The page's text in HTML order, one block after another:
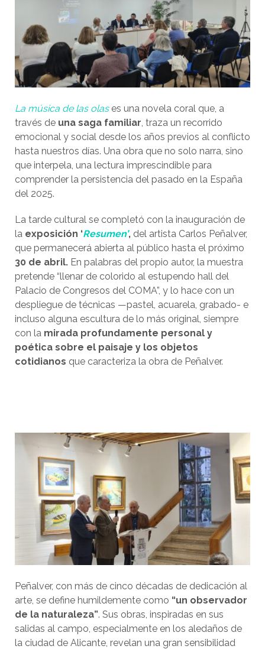
La música de las olases una novela coral que, a
través de una saga familiar , traza un recorrido
emocional y social desde los años previos al conflicto
hasta nuestros días. Una obra que no solo narra, sino
que interpela, una lectura imprescindible para
comprender la persistencia del pasado en la España
del 2025.
La tarde cultural se completó con la inauguración de
la exposición ‘Resumen’, del artista Carlos Peñalver,
que permanecerá abierta al público hasta el próximo
30 de abril. En palabras del propio autor, la muestra
pretende “llenar de colorido al estupendo hall del
Palacio de Congresos del COMA”, y lo hace con un
despliegue de técnicas —pastel, acuarela, grabado- e
incluso alguna escultura de lo más original, siempre
con la mirada profundamente personal y
poética sobre el paisaje y los objetos
cotidianos que caracteriza la obra de Peñalver.
Peñalver, con más de cinco décadas de dedicación al
arte, se define humildemente como “un observador
de la naturaleza”. Sus obras, inspiradas en sus
salidas al campo, especialmente en los aledaños de
la ciudad de Alicante, revelan una gran sensibilidad